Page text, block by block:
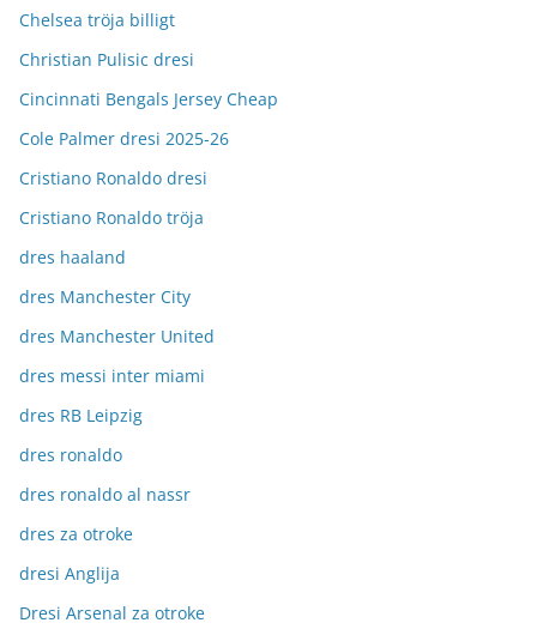
Chelsea tröja billigt
Christian Pulisic dresi
Cincinnati Bengals Jersey Cheap
Cole Palmer dresi 2025-26
Cristiano Ronaldo dresi
Cristiano Ronaldo tröja
dres haaland
dres Manchester City
dres Manchester United
dres messi inter miami
dres RB Leipzig
dres ronaldo
dres ronaldo al nassr
dres za otroke
dresi Anglija
Dresi Arsenal za otroke